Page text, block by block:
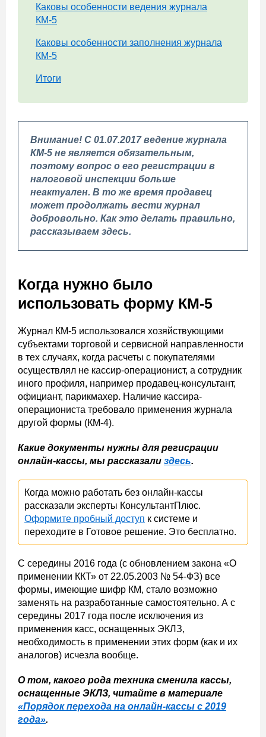
Каковы особенности ведения журнала
КМ-5
Каковы особенности заполнения журнала
КМ-5
Итоги
Внимание! С 01.07.2017 ведение журнала
КМ-5 не является обязательным,
поэтому вопрос о его регистрации в
налоговой инспекции больше
неактуален. В то же время продавец
может продолжать вести журнал
добровольно. Как это делать правильно,
рассказываем здесь.
Когда нужно было
использовать форму КМ-5
Журнал КМ-5 использовался хозяйствующими
субъектами торговой и сервисной направленности
в тех случаях, когда расчеты с покупателями
осуществлял не кассир-операционист, а сотрудник
иного профиля, например продавец-консультант,
официант, парикмахер. Наличие кассира-
операциониста требовало применения журнала
другой формы (КМ-4).
Какие документы нужны для регисрации
онлайн-кассы, мы рассказали здесь.
Когда можно работать без онлайн-кассы
рассказали эксперты КонсультантПлюс.
Оформите пробный доступ к системе и
переходите в Готовое решение. Это бесплатно.
С середины 2016 года (с обновлением закона «О
применении ККТ» от 22.05.2003 № 54-ФЗ) все
формы, имеющие шифр КМ, стало возможно
заменять на разработанные самостоятельно. А с
середины 2017 года после исключения из
применения касс, оснащенных ЭКЛЗ,
необходимость в применении этих форм (как и их
аналогов) исчезла вообще.
О том, какого рода техника сменила кассы,
оснащенные ЭКЛЗ, читайте в материале
«Порядок перехода на онлайн-кассы с 2019
года».